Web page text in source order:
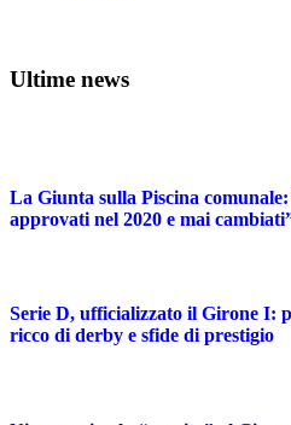
Ultime news
La Giunta sulla Piscina
approvati nel 2020 e mai
Serie D, ufficializzato il Girone I:
ricco di derby e sfide di prestigio